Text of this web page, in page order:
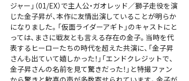
ジャー」（01/EX）で主人公・ガオレッド／獅子走役を演
じた金子昇が、本作に友情出演していることが明らか
になりました。「仮面ライダーアギト」のキャストにと
っては、まさに戦友とも言える存在の金子。当時を代
表するヒーローたちの時代を超えた共演に、「金子昇
さんも出ていて嬉しかった！」「エンドクレジットで、
金子昇さんの名前を見て驚きだった！」と特撮ファン